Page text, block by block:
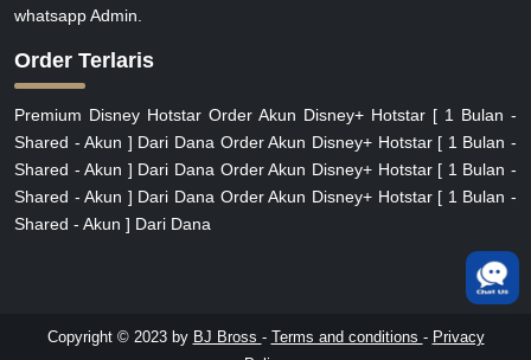
whatsapp Admin.
Order Terlaris
Premium Disney Hotstar Order Akun Disney+ Hotstar [ 1 Bulan -
Shared - Akun ] Dari Dana Order Akun Disney+ Hotstar [ 1 Bulan -
Shared - Akun ] Dari Dana Order Akun Disney+ Hotstar [ 1 Bulan -
Shared - Akun ] Dari Dana Order Akun Disney+ Hotstar [ 1 Bulan -
Shared - Akun ] Dari Dana
Copyright © 2023 by BJ Bross - Terms and conditions - Privacy